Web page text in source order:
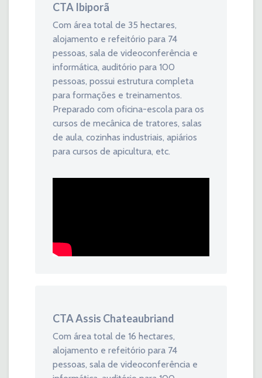
CTA Ibiporã
Com área total de 35 hectares,
alojamento e refeitório para 74
pessoas, sala de videoconferência e
informática, auditório para 100
pessoas, possui estrutura completa
para formações e treinamentos.
Preparado com oficina-escola para os
cursos de mecânica de tratores, salas
de aula, cozinhas industriais, apiários
para cursos de apicultura, etc.
CTA Assis Chateaubriand
Com área total de 16 hectares,
alojamento e refeitório para 74
pessoas, sala de videoconferência e